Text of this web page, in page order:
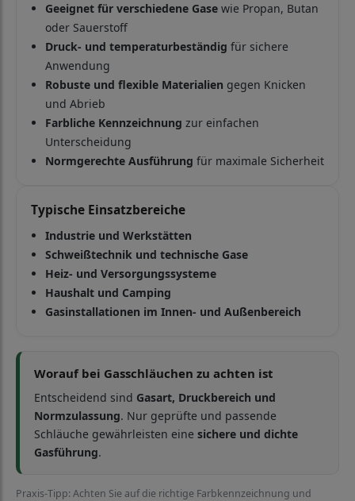
Geeignet für verschiedene Gase wie Propan, Butan
oder Sauerstoff
Druck- und temperaturbeständig für sichere
Anwendung
Robuste und flexible Materialien gegen Knicken
und Abrieb
Farbliche Kennzeichnung zur einfachen
Unterscheidung
Normgerechte Ausführung für maximale Sicherheit
Typische Einsatzbereiche
Industrie und Werkstätten
Schweißtechnik und technische Gase
Heiz- und Versorgungssysteme
Haushalt und Camping
Gasinstallationen im Innen- und Außenbereich
Worauf bei Gasschläuchen zu achten ist
Entscheidend sind Gasart, Druckbereich und
Normzulassung. Nur geprüfte und passende
Schläuche gewährleisten eine sichere und dichte
Gasführung.
Praxis-Tipp: Achten Sie auf die richtige Farbkennzeichnung und